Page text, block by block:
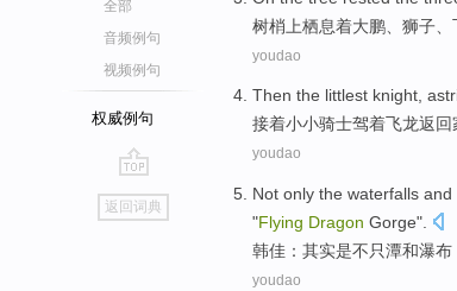
全部
音频例句
视频例句
权威例句
go
top
返回词典
树梢上栖息着大鹏、 狮子
youdao
Then the littlest knight,
接着小小骑士驾着飞龙返回
youdao
Not only the waterfalls and
"Flying Dragon Gorge".
韩佳：其实是不只潭和瀑布
youdao